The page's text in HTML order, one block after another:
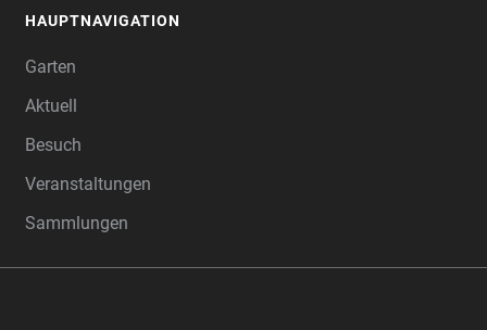
HAUPTNAVIGATION
Garten
Aktuell
Besuch
Veranstaltungen
Sammlungen